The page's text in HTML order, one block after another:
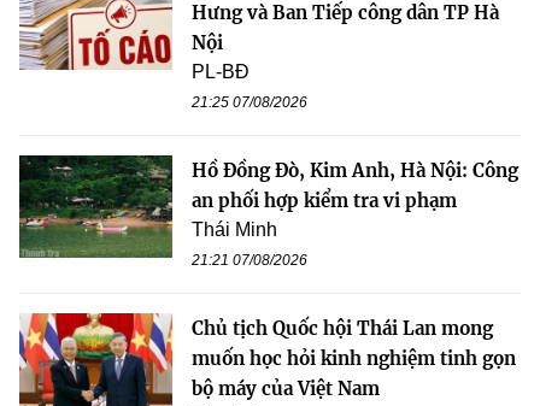
Hưng và Ban Tiếp công dân TP Hà
Nội
PL-BĐ
21:25 07/08/2026
Hồ Đồng Đò, Kim Anh, Hà Nội: Công
an phối hợp kiểm tra vi phạm
Thái Minh
21:21 07/08/2026
Chủ tịch Quốc hội Thái Lan mong
muốn học hỏi kinh nghiệm tinh gọn
bộ máy của Việt Nam